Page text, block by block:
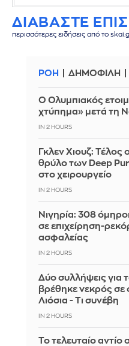
ΔΙΑΒΑΣΤΕ
περισσότερες ειδήσεις από το
ΡΟΗ ΔΗΜΟΦΙΛΗ
Ο Ολυμπιακός
χτύπημα» μετά τη
IN 2 HOURS
Γκλεν Χιουζ: Τέλος
θρύλο των Deep
στο χειρουργείο
IN 2 HOURS
Νιγηρία: 308
σε επιχείρηση-
ασφαλείας
IN 2 HOURS
Δύο συλλήψεις για
βρέθηκε νεκρός
Λιόσια - Τι συνέβη
IN 2 HOURS
Το τελευταίο αντίο